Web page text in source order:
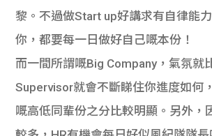
黎。不過做Start up好講求有自律能
你，都要每一日做好自己嘅本份！
而一間所謂嘅Big Company，氣氛就
Supervisor就會不斷睇住你進度如何
嘅高低同輩份之分比較明顯。另外，